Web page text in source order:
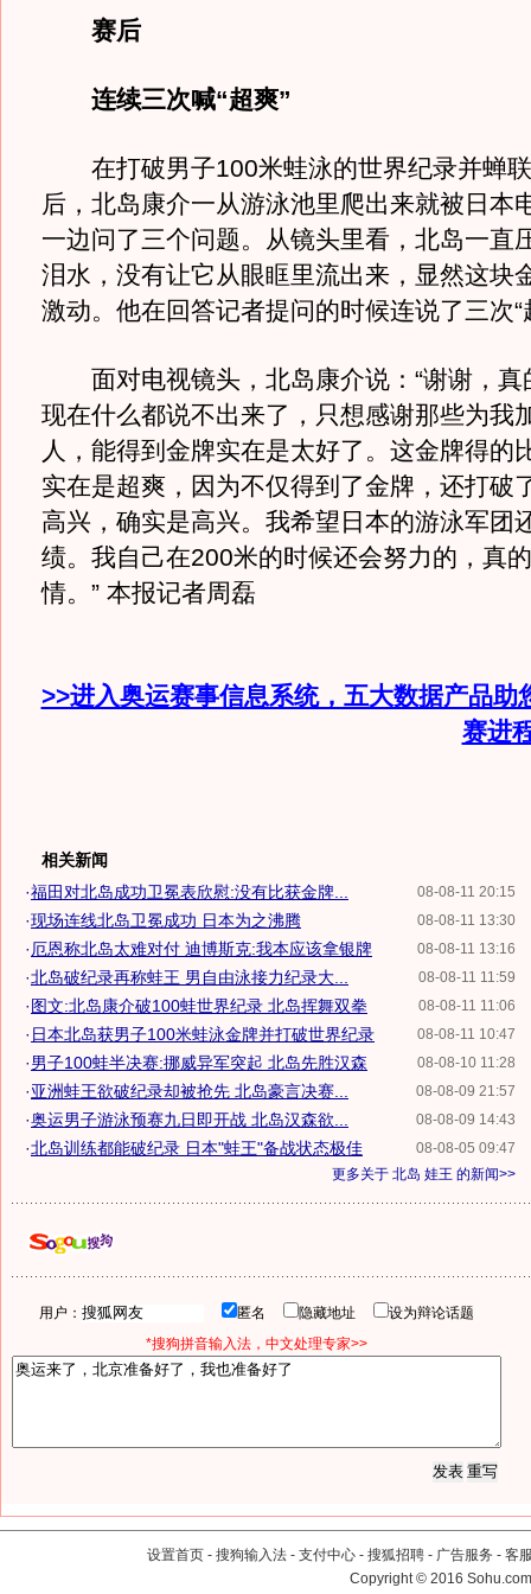
赛后
连续三次喊“超爽”
在打破男子100米蛙泳的世界纪录并蝉
后，北岛康介一从游泳池里爬出来就被日本
一边问了三个问题。从镜头里看，北岛一直
泪水，没有让它从眼眶里流出来，显然这块
激动。他在回答记者提问的时候连说了三次“
面对电视镜头，北岛康介说：“谢谢，真
现在什么都说不出来了，只想感谢那些为我
人，能得到金牌实在是太好了。这金牌得的
实在是超爽，因为不仅得到了金牌，还打破
高兴，确实是高兴。我希望日本的游泳军团
绩。我自己在200米的时候还会努力的，真
情。” 本报记者周磊
>>进入奥运赛事信息系统，五大数据产品助
赛进
相关新闻
08-08-11 20:15
·福田对北岛成功卫冕表欣慰:没有比获金牌...
08-08-11 13:30
·现场连线北岛卫冕成功 日本为之沸腾
08-08-11 13:16
· 厄恩称北岛太难对付 迪博斯克:我本应该拿银牌
08-08-11 11:59
·北岛破纪录再称蛙王 男自由泳接力纪录大...
08-08-11 11:06
·图文:北岛康介破100蛙世界纪录 北岛挥舞双拳
08-08-11 10:47
· 日本北岛获男子100米蛙泳金牌并打破世界纪录
08-08-10 11:28
·男子100蛙半决赛:挪威异军突起 北岛先胜汉森
08-08-09 21:57
·亚洲蛙王欲破纪录却被抢先 北岛豪言决赛...
08-08-09 14:43
·奥运男子游泳预赛九日即开战 北岛汉森欲...
08-08-05 09:47
·北岛训练都能破纪录 日本"蛙王"备战状态极佳
更多关于 北岛 娃王 的新闻>>
用户： 匿名 隐藏地址
设为辩论话题
*搜狗拼音输入法，中文处理专家>>
设置首页 - 搜狗输入法 - 支付中心 - 搜狐招聘 - 广告服务 - 客
Copyright©2016